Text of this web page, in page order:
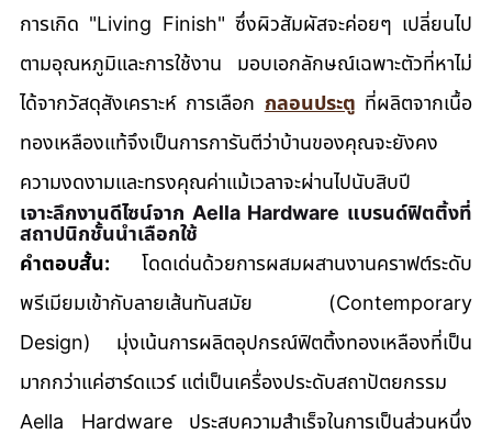
การเกิด "Living Finish" ซึ่งผิวสัมผัสจะค่อยๆ เปลี่ยนไป
ตามอุณหภูมิและการใช้งาน มอบเอกลักษณ์เฉพาะตัวที่หาไม่
ได้จากวัสดุสังเคราะห์ การเลือก กลอนประตู ที่ผลิตจากเนื้อ
ทองเหลืองแท้จึงเป็นการการันตีว่าบ้านของคุณจะยังคง
ความงดงามและทรงคุณค่าแม้เวลาจะผ่านไปนับสิบปี
เจาะลึกงานดีไซน์จาก Aella Hardware แบรนด์ฟิตติ้งที่
สถาปนิกชั้นนำเลือกใช้
คำตอบสั้น: โดดเด่นด้วยการผสมผสานงานคราฟต์ระดับ
พรีเมียมเข้ากับลายเส้นทันสมัย (Contemporary
Design) มุ่งเน้นการผลิตอุปกรณ์ฟิตติ้งทองเหลืองที่เป็น
มากกว่าแค่ฮาร์ดแวร์ แต่เป็นเครื่องประดับสถาปัตยกรรม
Aella Hardware ประสบความสำเร็จในการเป็นส่วนหนึ่ง